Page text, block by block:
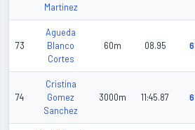
Martinez
73
Agueda
Blanco
Cortes
60m 08.95
74
Cristina
Gomez
Sanchez
3000m 11:45.87